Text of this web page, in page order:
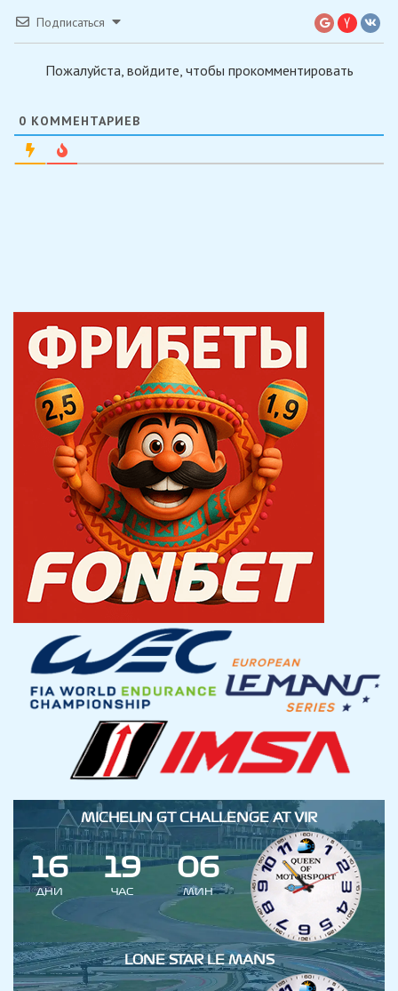
Подписаться
Пожалуйста, войдите, чтобы прокомментировать
0 КОММЕНТАРИЕВ
MICHELIN GT CHALLENGE AT VIR
16
ДНИ
19
ЧАС
06
МИН
LONE STAR LE MANS